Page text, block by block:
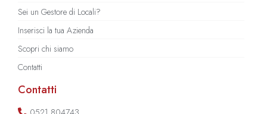
Sei un Gestore di Locali?
Inserisci la tua Azienda
Scopri chi siamo
Contatti
Contatti